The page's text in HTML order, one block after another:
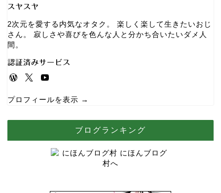
スヤスヤ
2次元を愛する内気なオタク。 楽しく楽して生きたいおじ
さん。 寂しさや喜びを色んな人と分かち合いたいダメ人
間。
認証済みサービス
プロフィールを表示 →
ブログランキング